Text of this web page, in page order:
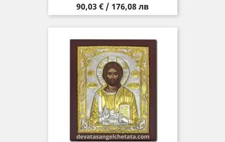
Цена
90,03 € / 176,08 лв